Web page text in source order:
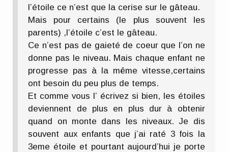
l’étoile ce n’est que la cerise sur le gâteau.
Mais pour certains (le plus souvent les
parents) ,l’étoile c’est le gâteau.
Ce n’est pas de gaieté de coeur que l’on ne
donne pas le niveau. Mais chaque enfant ne
progresse pas à la même vitesse,certains
ont besoin du peu plus de temps.
Et comme vous l’ écrivez si bien, les étoiles
deviennent de plus en plus dur à obtenir
quand on monte dans les niveaux. Je dis
souvent aux enfants que j’ai raté 3 fois la
3eme étoile et pourtant aujourd’hui je porte